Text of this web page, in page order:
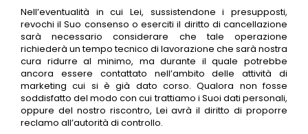
Nell’eventualità in cui Lei, sussistendone i presupposti,
revochi il Suo consenso o eserciti il diritto di cancellazione
sarà necessario considerare che tale operazione
richiederà un tempo tecnico di lavorazione che sarà nostra
cura ridurre al minimo, ma durante il quale potrebbe
ancora essere contattato nell’ambito delle attività di
marketing cui si è già dato corso. Qualora non fosse
soddisfatto del modo con cui trattiamo i Suoi dati personali,
oppure del nostro riscontro, Lei avrà il diritto di proporre
reclamo all’autorità di controllo.